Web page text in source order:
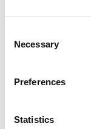
Necessary
Preferences
Statistics